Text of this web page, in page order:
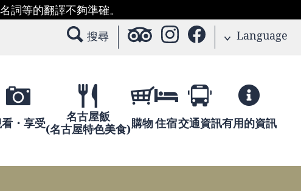
詞等的翻譯不夠準確。
搜尋 Language
・享受
名古屋飯
(名古屋特色美食)購物住宿交通資訊有用的資訊